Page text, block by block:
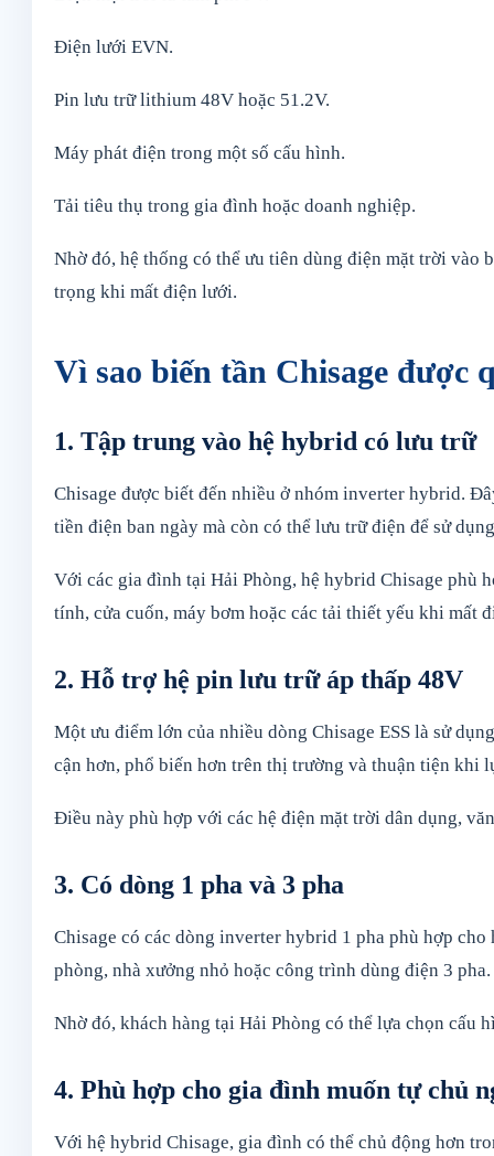
Điện lưới EVN.
Pin lưu trữ lithium 48V hoặc 51.2V.
Máy phát điện trong một số cấu hình.
Tải tiêu thụ trong gia đình hoặc doanh nghiệp.
Nhờ đó, hệ thống có thể ưu tiên dùng điện mặt trời vào
trọng khi mất điện lưới.
Vì sao biến tần Chisage được
1. Tập trung vào hệ hybrid có lưu trữ
Chisage được biết đến nhiều ở nhóm inverter hybrid.
tiền điện ban ngày mà còn có thể lưu trữ điện để sử
Với các gia đình tại Hải Phòng, hệ hybrid Chisage phù
tính, cửa cuốn, máy bơm hoặc các tải thiết yếu khi mất
2. Hỗ trợ hệ pin lưu trữ áp thấp 48V
Một ưu điểm lớn của nhiều dòng Chisage ESS là sử
cận hơn, phổ biến hơn trên thị trường và thuận tiện khi
Điều này phù hợp với các hệ điện mặt trời dân dụng,
3. Có dòng 1 pha và 3 pha
Chisage có các dòng inverter hybrid 1 pha phù hợp
phòng, nhà xưởng nhỏ hoặc công trình dùng điện 3 pha.
Nhờ đó, khách hàng tại Hải Phòng có thể lựa chọn cấu
4. Phù hợp cho gia đình muốn tự chủ
Với hệ hybrid Chisage, gia đình có thể chủ động hơn